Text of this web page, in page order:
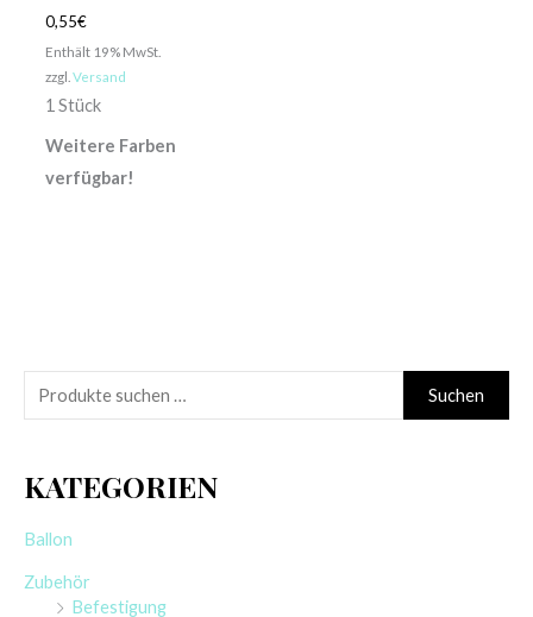
u
h
n
Suchen
KATEGORIEN
Ballon
Zubehör
Befestigung
0,55€
Enthält 19% MwSt.
zzgl. Versand
1 Stück
Weitere Farben
verfügbar!